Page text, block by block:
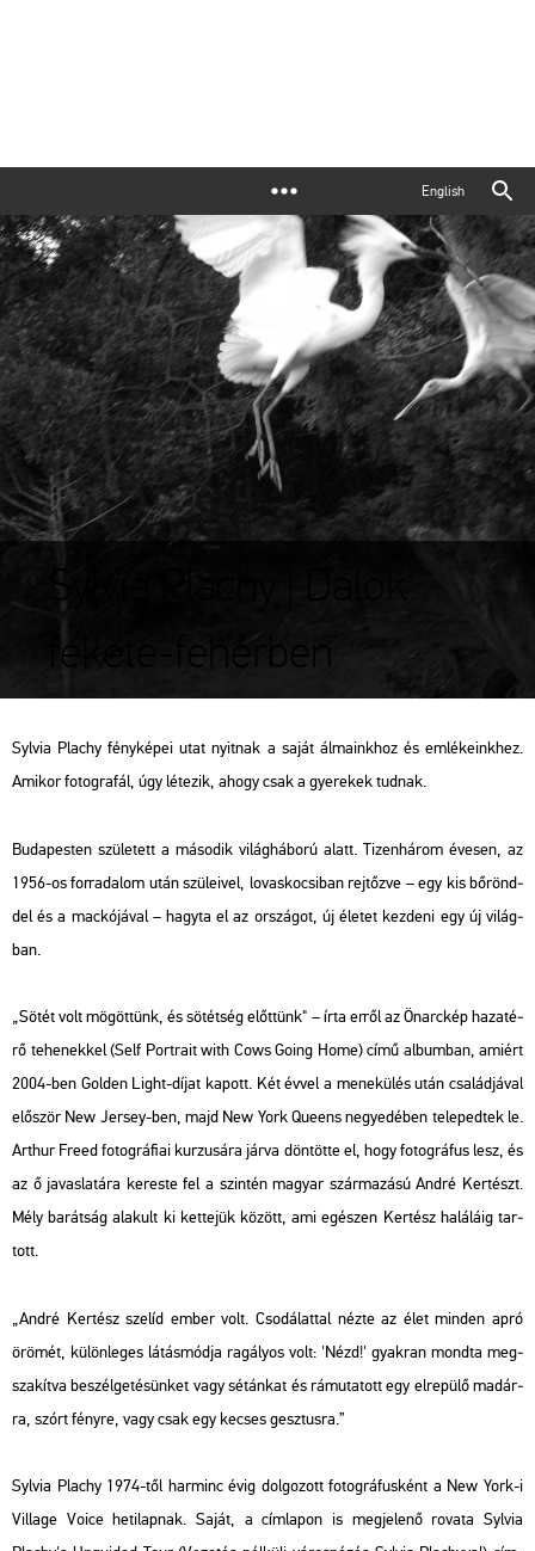
English
Sylvia Plachy | Dalok
fekete-fehérben
Syl­via Plachy fény­ké­pei utat nyit­nak a saját ál­ma­ink­hoz és em­lé­ke­ink­hez.
Ami­kor fo­tog­ra­fál, úgy lé­te­zik, ahogy csak a gye­re­kek tud­nak.
Bu­da­pes­ten szü­le­tett a má­so­dik vi­lág­há­bo­rú alatt. Ti­zen­há­rom éve­sen, az
1956-os for­ra­da­lom után szü­le­i­vel, lo­vas­ko­csi­ban rej­tőz­ve – egy kis bő­rönd­
del és a mac­kó­já­val – hagy­ta el az or­szá­got, új éle­tet kez­de­ni egy új vi­lág­
ban.
„Sötét volt mö­göt­tünk, és sö­tét­ség előt­tünk" – írta erről azÖn­arc­kép ha­za­té­
rő te­he­nek­kel(Self Port­ra­it with Cows Going Home) című al­bum­ban, ami­ért
2004-ben Gol­den Light-díjat ka­pott. Két évvel a me­ne­kü­lés után csa­lád­já­val
elő­ször New Jer­sey-ben, majd New York Qu­e­ens ne­gye­dé­ben te­le­ped­tek le.
Art­hur Freed fo­tog­rá­fi­ai kur­zu­sá­ra járva dön­töt­te el, hogy fo­tog­rá­fus lesz, és
az ő ja­vas­la­tá­ra ke­res­te fel a szin­tén ma­gyar szár­ma­zá­sú André Ker­tészt.
Mély ba­rát­ság ala­kult ki ket­te­jük kö­zött, ami egé­szen Ker­tész ha­lá­lá­ig tar­
tott.
„André Ker­tész sze­líd ember volt. Cso­dá­lat­tal nézte az élet min­den apró
örö­mét, kü­lön­le­ges lá­tás­mód­ja ra­gá­lyos volt: 'Nézd!' gyak­ran mond­ta meg­
sza­kít­va be­szél­ge­té­sün­ket vagy sé­tán­kat és rá­mu­ta­tott egy el­re­pü­lő ma­dár­
ra, szórt fény­re, vagy csak egy ke­cses gesz­tus­ra.”
Syl­via Plachy 1974-től har­minc évig dol­go­zott fo­tog­rá­fus­ként a New York-i
Vil­lage Voice he­ti­lap­nak. Saját, a cím­la­pon is meg­je­le­nő ro­va­ta Syl­via